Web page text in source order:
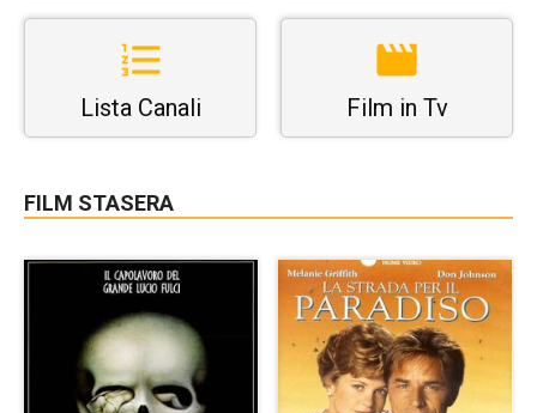
Lista Canali Film in Tv
FILM STASERA